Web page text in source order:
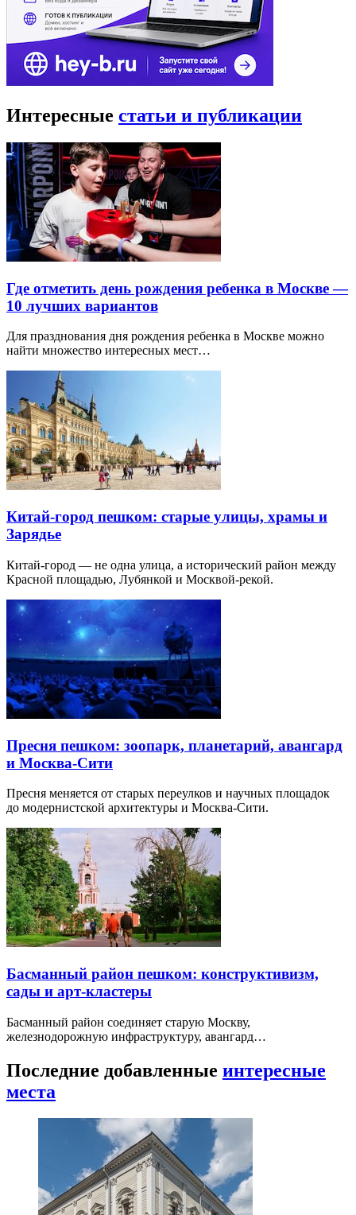
Интересные статьи и публикации
Где отметить день рождения ребенка в Москве —
10 лучших вариантов
Для празднования дня рождения ребенка в Москве можно
найти множество интересных мест…
Китай-город пешком: старые улицы, храмы и
Зарядье
Китай-город — не одна улица, а исторический район между
Красной площадью, Лубянкой и Москвой-рекой.
Пресня пешком: зоопарк, планетарий, авангард
и Москва-Сити
Пресня меняется от старых переулков и научных площадок
до модернистской архитектуры и Москва-Сити.
Басманный район пешком: конструктивизм,
сады и арт-кластеры
Басманный район соединяет старую Москву,
железнодорожную инфраструктуру, авангард…
Последние добавленные интересные
места